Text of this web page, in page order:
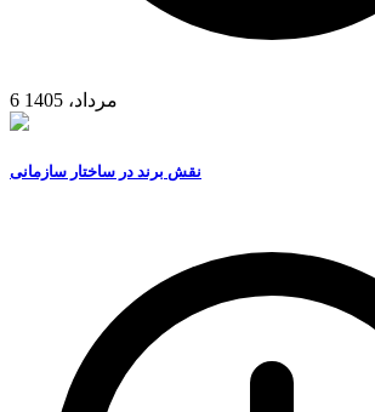
6 مرداد، 1405
نقش برند در ساختار سازمانی